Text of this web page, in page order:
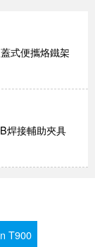
式便攜烙鐵架
焊接輔助夾具
T900